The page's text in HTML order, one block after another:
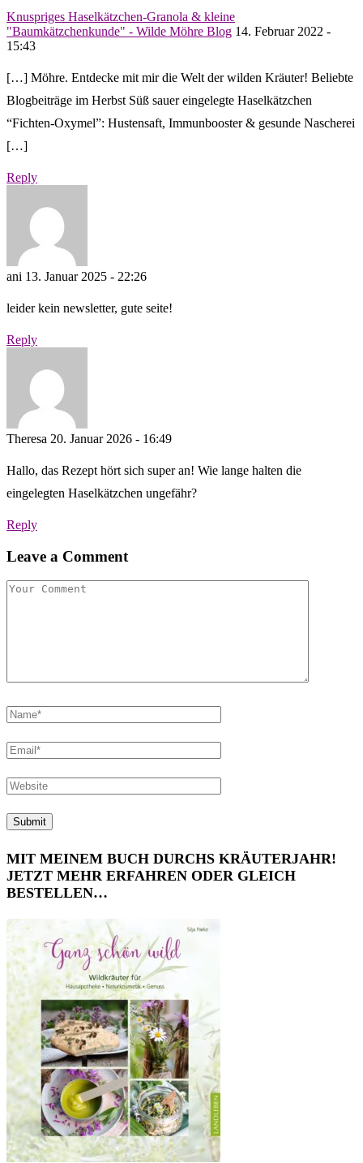
Knuspriges Haselkätzchen-Granola & kleine
"Baumkätzchenkunde" - Wilde Möhre Blog 14. Februar 2022 -
15:43
[…] Möhre. Entdecke mit mir die Welt der wilden Kräuter! Beliebte
Blogbeiträge im Herbst Süß sauer eingelegte Haselkätzchen
“Fichten-Oxymel”: Hustensaft, Immunbooster & gesunde Nascherei
[…]
Reply
ani 13. Januar 2025 - 22:26
leider kein newsletter, gute seite!
Reply
Theresa 20. Januar 2026 - 16:49
Hallo, das Rezept hört sich super an! Wie lange halten die
eingelegten Haselkätzchen ungefähr?
Reply
Leave a Comment
MIT MEINEM BUCH DURCHS KRÄUTERJAHR!
JETZT MEHR ERFAHREN ODER GLEICH
BESTELLEN…